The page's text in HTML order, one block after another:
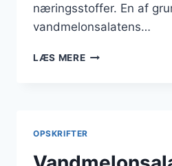
næringsstoffer. En af
vandmelonsalatens…
LÆS MERE
OPSKRIFTER